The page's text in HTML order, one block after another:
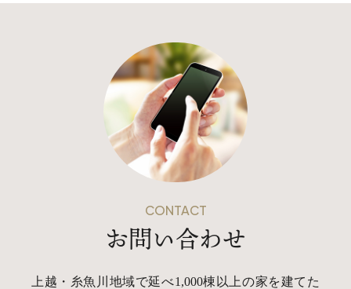
CONTACT
お問い合わせ
上越・糸魚川地域で延べ1,000棟以上の家を建てた